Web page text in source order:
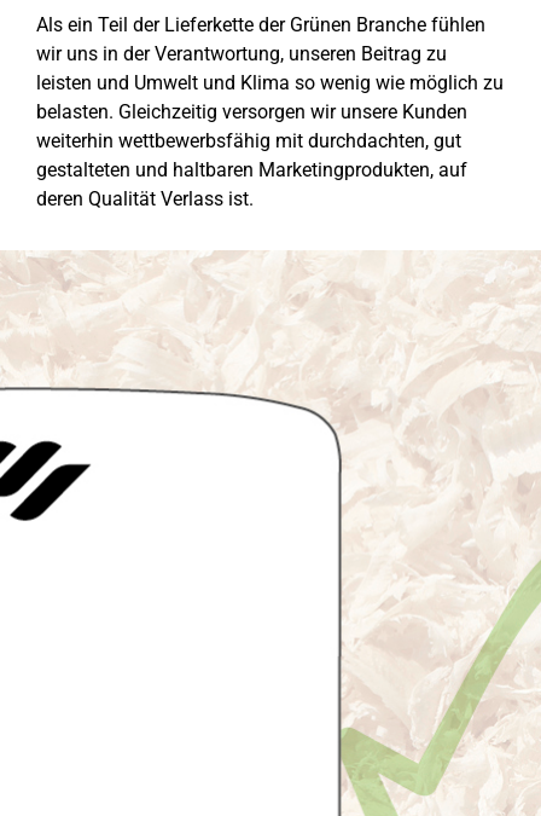
Als ein Teil der Lieferkette der Grünen Branche fühlen
wir uns in der Verantwortung, unseren Beitrag zu
leisten und Umwelt und Klima so wenig wie möglich zu
belasten. Gleichzeitig versorgen wir unsere Kunden
weiterhin wettbewerbsfähig mit durchdachten, gut
gestalteten und haltbaren Marketingprodukten, auf
deren Qualität Verlass ist.